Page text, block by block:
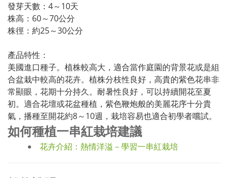
發芽天數：4～10天
株高：60～70公分
株徑：約25～30公分
產品特性：
美國進口種子。植株較高大，適合當作庭園的背景花或是組
合盆栽中較高的花卉。植株分枝性良好，高貴的紫色花串非
常顯眼，花期十分持久。耐暑性良好，可以持續開花至夏
初。適合花壇或花盆種植，紫色鞭炮般的美麗花序十分貴
氣，播種至開花約8～10週，栽培容易也適合初學者嚐試。
如何種植一串紅栽培建議
花卉介紹：熱情洋溢－學習一串紅栽培